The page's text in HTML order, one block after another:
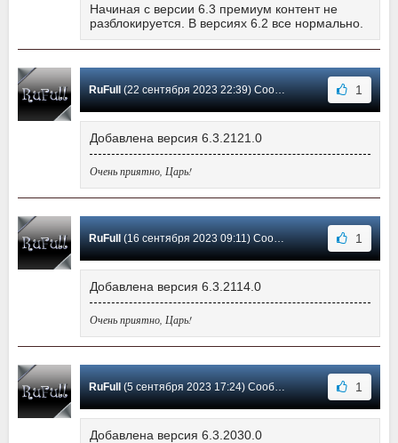
Начиная с версии 6.3 премиум контент не
разблокируется. В версиях 6.2 все нормально.
RuFull (22 сентября 2023 22:39) Сообщение #10 1
Добавлена версия 6.3.2121.0
Очень приятно, Царь!
RuFull (16 сентября 2023 09:11) Сообщение #9 1
Добавлена версия 6.3.2114.0
Очень приятно, Царь!
RuFull (5 сентября 2023 17:24) Сообщение #8 1
Добавлена версия 6.3.2030.0